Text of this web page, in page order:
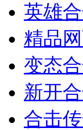
英雄
精品
变态
新开
合击